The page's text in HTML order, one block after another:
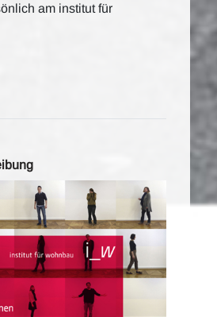
am institut für